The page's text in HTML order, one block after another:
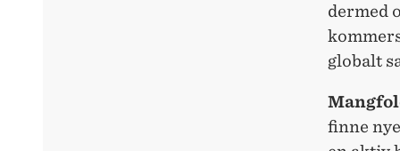
dermed
globalt
finne